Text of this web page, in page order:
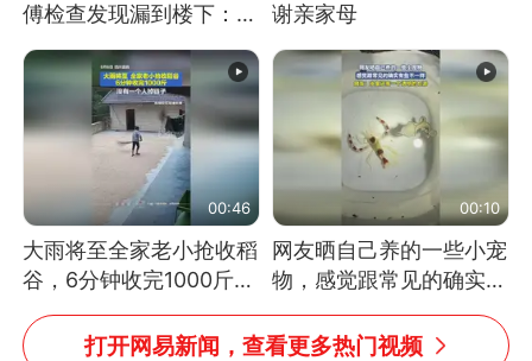
傅检查发现漏到楼下：出
风口未延伸到外墙
谢亲家母
00:46
大雨将至全家老小抢收稻
谷，6分钟收完1000斤，
没有一个人掉链子
00:10
网友晒自己养的一些小宠
物，感觉跟常见的确实有
些不一样
打开网易新闻，查看更多热门视频